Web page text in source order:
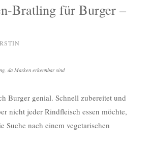
Bratling für Burger –
da Marken erkennbar sind
Burger genial. Schnell zubereitet und
nicht jeder Rindfleisch essen möchte,
Suche nach einem vegetarischen